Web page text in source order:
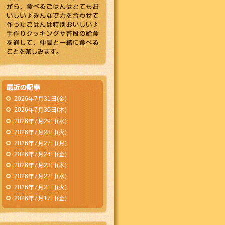
2026年7月31日(金)
2026年7月30日(木)
2026年7月29日(水)
2026年7月28日(火)
2026年7月27日(月)
2026年7月24日(金)
2026年7月23日(木)
2026年7月22日(水)
2026年7月21日(火)
2026年7月17日(金)